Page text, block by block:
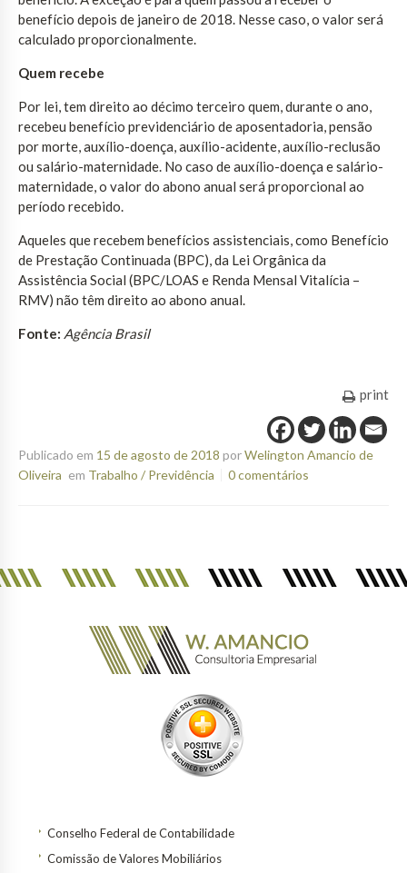
benefício depois de janeiro de 2018. Nesse caso, o valor será
calculado proporcionalmente.
Quem recebe
Por lei, tem direito ao décimo terceiro quem, durante o ano,
recebeu benefício previdenciário de aposentadoria, pensão
por morte, auxílio-doença, auxílio-acidente, auxílio-reclusão
ou salário-maternidade. No caso de auxílio-doença e salário-
maternidade, o valor do abono anual será proporcional ao
período recebido.
Aqueles que recebem benefícios assistenciais, como Benefício
de Prestação Continuada (BPC), da Lei Orgânica da
Assistência Social (BPC/LOAS e Renda Mensal Vitalícia –
RMV) não têm direito ao abono anual.
Fonte: Agência Brasil
print
Publicado em 15 de agosto de 2018 porWelington Amancio de
Oliveira em Trabalho / Previdência 0 comentários
Conselho Federal de Contabilidade
Comissão de Valores Mobiliários